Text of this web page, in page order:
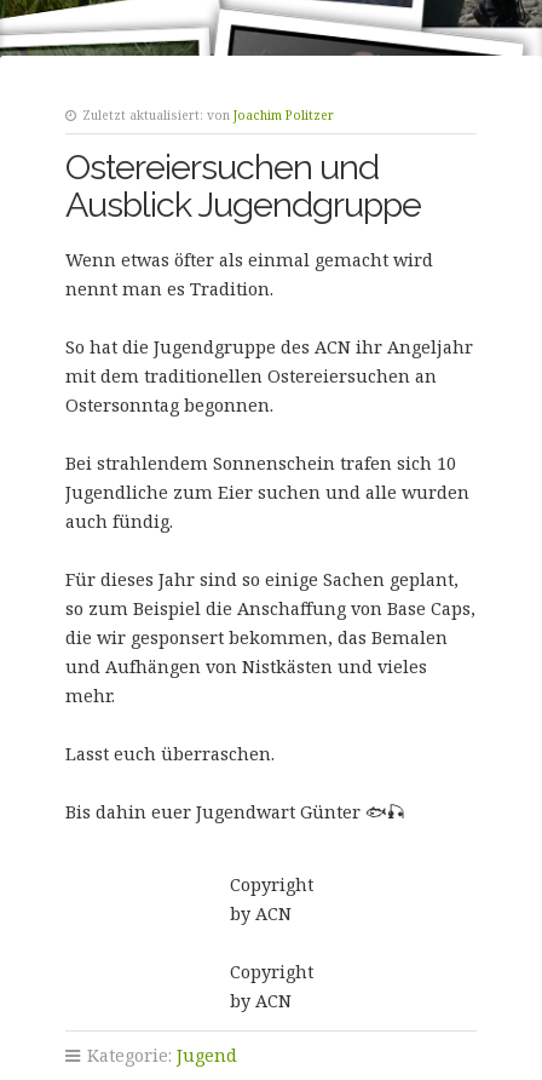
Zuletzt aktualisiert: von Joachim Politzer
Ostereiersuchen und
Ausblick Jugendgruppe
Wenn etwas öfter als einmal gemacht wird
nennt man es Tradition.
So hat die Jugendgruppe des ACN ihr Angeljahr
mit dem traditionellen Ostereiersuchen an
Ostersonntag begonnen.
Bei strahlendem Sonnenschein trafen sich 10
Jugendliche zum Eier suchen und alle wurden
auch fündig.
Für dieses Jahr sind so einige Sachen geplant,
so zum Beispiel die Anschaffung von Base Caps,
die wir gesponsert bekommen, das Bemalen
und Aufhängen von Nistkästen und vieles
mehr.
Lasst euch überraschen.
Bis dahin euer Jugendwart Günter 🐟🎣
Copyright
by ACN
Copyright
by ACN
Kategorie: Jugend